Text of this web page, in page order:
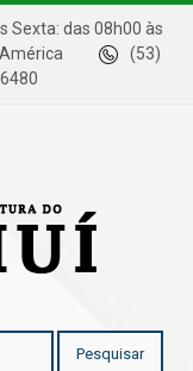
Sexta: das 08h00 às
América
(53)